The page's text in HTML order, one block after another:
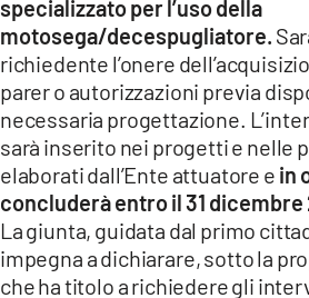
APPLE
specializzato per l’uso della
motosega/decespugliatore.
richiedente l’onere
parer o autorizzazioni previa
necessaria progettazione.
sarà inserito nei progetti e nelle
elaborati dall’Ente attuatore e in
concluderà entro il 31 dicembre
La giunta, guidata dal primo
impegna a dichiarare, sotto la
che ha titolo a richiedere gli